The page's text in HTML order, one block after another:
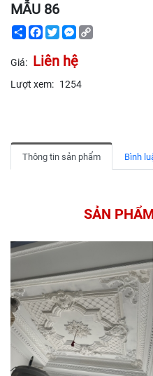
MẪU 86
ShareFacebook
TwitterMessenger
Giá: Liên hệ
Lượt xem: 1254
Thông tin sản phẩm Bình
SẢN